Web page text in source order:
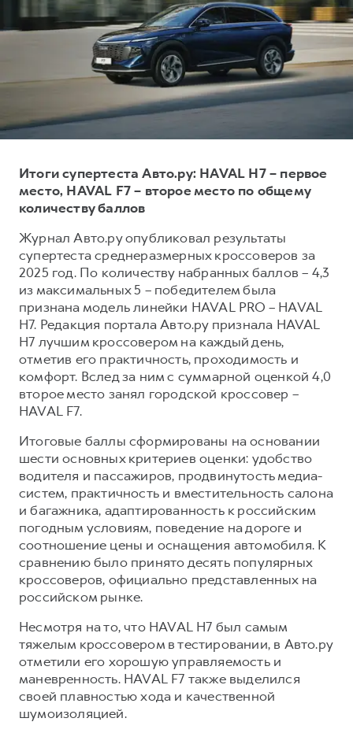
от 3 199 000 ₽
DARGO X
от 3 499 000 ₽
F7
от 2 899 000 ₽
F7X
POER
от 3 449 000 ₽
Тест-драйв
КРЕДИТ И СТРАХОВАНИЕ
Кредитный калькулятор
Кредит
Для малого бизнеса
Корпоративным клиентам
Крупным корпоративным клиентам
Система управления автопарком GWM Fleet
Сервис для корпоративных клиентов
HAVAL Лизинг
Автомобильные аксессуары
Коллекция CITY
Коллекция Базовая
Коллекция Детская
СЕРВИСНОЕ ОБСЛУЖИВАНИЕ
Нулевое ТО
Программа «Помощь на дороге»
Регламенты технического обслуживания
Электронный ПТС
ПОДДЕРЖКА
GWM Безопасность
Гарантия HAVAL
Мобильное приложение GWM
Программа «HAVAL Защита+»
Руководства по эксплуатации
Подписки
АКСЕССУАРЫ HAVAL
Автомобильные аксессуары
Коллекция CITY
Коллекция Базовая
Коллекция Детская
О дилере
Наша команда
Контакты
Итоги супертеста Авто.ру: HAVAL H7 – первое
место, HAVAL F7 – второе место по общему
количеству баллов
Журнал Авто.ру опубликовал результаты
супертеста среднеразмерных кроссоверов за
2025 год. По количеству набранных баллов – 4,3
из максимальных 5 – победителем была
признана модель линейки HAVAL PRO – HAVAL
H7. Редакция портала Авто.ру признала HAVAL
H7 лучшим кроссовером на каждый день,
отметив его практичность, проходимость и
комфорт. Вслед за ним с суммарной оценкой 4,0
второе место занял городской кроссовер –
HAVAL F7.
Итоговые баллы сформированы на основании
шести основных критериев оценки: удобство
водителя и пассажиров, продвинутость медиа-
систем, практичность и вместительность салона
и багажника, адаптированность к российским
погодным условиям, поведение на дороге и
соотношение цены и оснащения автомобиля. К
сравнению было принято десять популярных
кроссоверов, официально представленных на
российском рынке.
Несмотря на то, что HAVAL H7 был самым
тяжелым кроссовером в тестировании, в Авто.ру
отметили его хорошую управляемость и
маневренность. HAVAL F7 также выделился
своей плавностью хода и качественной
шумоизоляцией.